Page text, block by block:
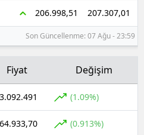
206.998,51 207.307,01
Son Güncellenme: 07 Ağu - 23:59
Fiyat Değişim
3.092.491 (1.09%)
64.933,70 (0.913%)